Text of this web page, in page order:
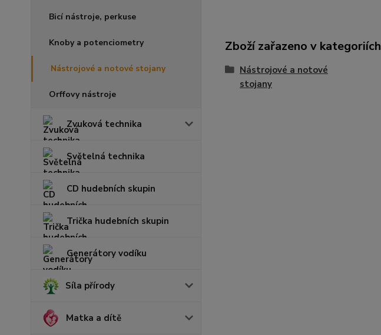
Bicí nástroje, perkuse
Knoby a potenciometry
Nástrojové a notové stojany
Orffovy nástroje
Zvuková technika
Světelná technika
CD hudebních skupin
Trička hudebních skupin
Generátory vodíku
Síla přírody
Matka a dítě
Zboží zařazeno v kategoriích
Nástrojové a notové
stojany